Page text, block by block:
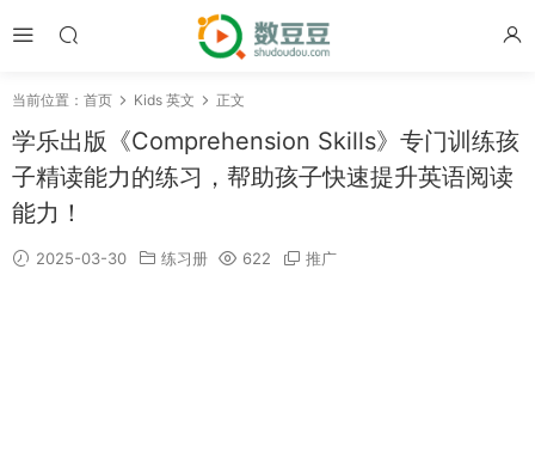
当前位置： 首页 Kids 英文 正文
学乐出版《Comprehension Skills》专门训练孩
子精读能力的练习，帮助孩子快速提升英语阅读
能力！
2025-03-30 练习册 622 推广